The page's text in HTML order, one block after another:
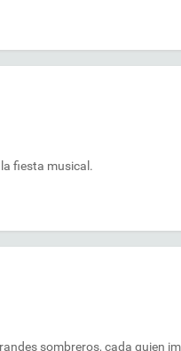
fiesta musical.
sombreros, cada quien